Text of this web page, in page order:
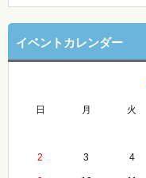
イベントカレンダー
日 月 火
2 3 4